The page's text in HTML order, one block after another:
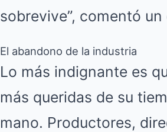
sobrevive”, comentó
El abandono de la industria
Lo más indignante es
más queridas de su
mano. Productores,